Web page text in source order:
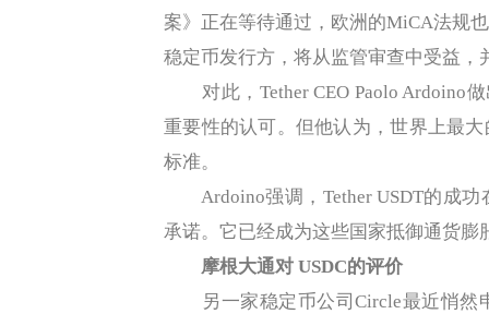
案》正在等待通过，欧洲的MiCA法规
稳定币发行方，将从监管审查中受益，
对此，Tether CEO Paolo Ardoino
重要性的认可。但他认为，世界上最
标准。
Ardoino强调，Tether USDT的成功
承诺。它已经成为这些国家抵御通货膨
摩根大通对 USDC的评价
另一家稳定币公司Circle最近悄然